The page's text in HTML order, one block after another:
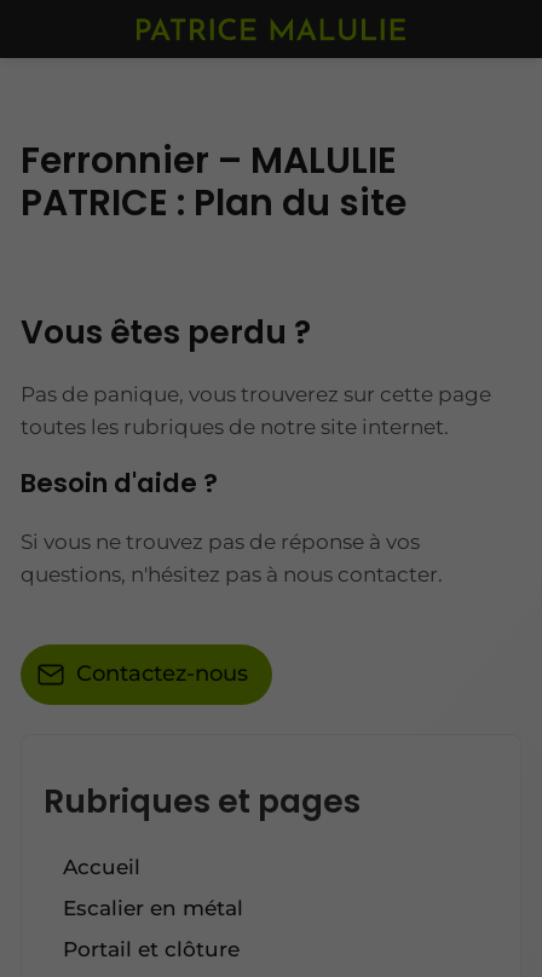
Ferronnier – MALULIE
PATRICE : Plan du site
Vous êtes perdu ?
Pas de panique, vous trouverez sur cette page
toutes les rubriques de notre site internet.​​
Besoin d'aide ?
Si vous ne trouvez pas de réponse à vos
questions, n'hésitez pas à nous contacter.
Contactez-nous
Rubriques et pages
Accueil
Escalier en métal
Portail et clôture